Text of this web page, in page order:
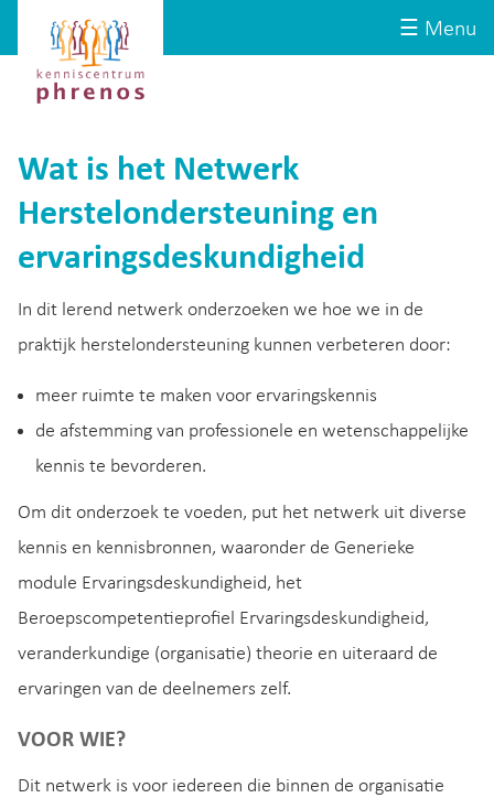
☰ Menu
Kenniscentrum
Phrenos
website
Wat is het Netwerk
Herstelondersteuning en
ervaringsdeskundigheid
In dit lerend netwerk onderzoeken we hoe we in de
praktijk herstelondersteuning kunnen verbeteren door:
meer ruimte te maken voor ervaringskennis
de afstemming van professionele en wetenschappelijke
kennis te bevorderen.
Om dit onderzoek te voeden, put het netwerk uit diverse
kennis en kennisbronnen, waaronder de Generieke
module Ervaringsdeskundigheid, het
Beroepscompetentieprofiel Ervaringsdeskundigheid,
veranderkundige (organisatie) theorie en uiteraard de
ervaringen van de deelnemers zelf.
VOOR WIE?
Dit netwerk is voor iedereen die binnen de organisatie